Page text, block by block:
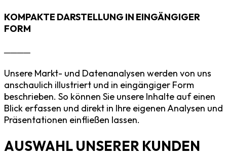
KOMPAKTE DARSTELLUNG IN EINGÄNGIGER
FORM
────
Unsere Markt- und Datenanalysen werden von uns
anschaulich illustriert und in eingängiger Form
beschrieben. So können Sie unsere Inhalte auf einen
Blick erfassen und direkt in Ihre eigenen Analysen und
Präsentationen einfließen lassen.
AUSWAHL UNSERER KUNDEN